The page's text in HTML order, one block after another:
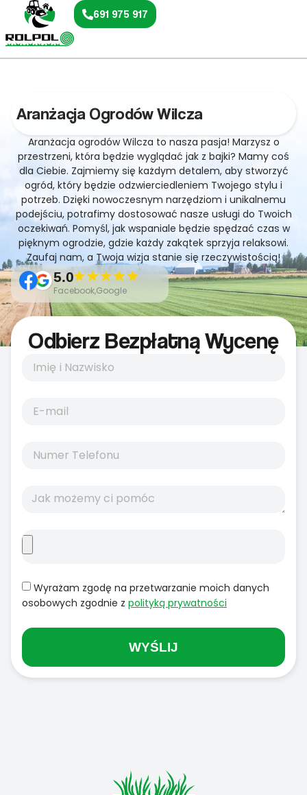
691 975 917
Aranżacja Ogrodów Wilcza
Aranżacja ogrodów Wilcza to nasza pasja! Marzysz o
przestrzeni, która będzie wyglądać jak z bajki? Mamy coś
dla Ciebie. Zajmiemy się każdym detalem, aby stworzyć
ogród, który będzie odzwierciedleniem Twojego stylu i
potrzeb. Dzięki nowoczesnym narzędziom i unikalnemu
podejściu, potrafimy dostosować nasze usługi do Twoich
oczekiwań. Pomyśl, jak wspaniale będzie spędzać czas w
pięknym ogrodzie, gdzie każdy zakątek sprzyja relaksowi.
Zaufaj nam, a Twoja wizja stanie się rzeczywistością!
5.0
Facebook,Google
Odbierz Bezpłatną Wycenę
Wyrażam zgodę na przetwarzanie moich danych
osobowych zgodnie z polityką prywatności
WYŚLIJ